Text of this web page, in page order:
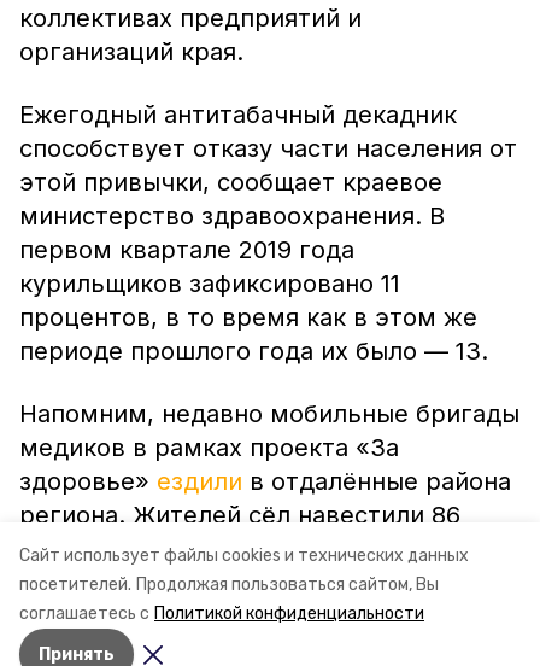
Сайт использует файлы cookies и технических данных
посетителей. Продолжая пользоваться сайтом, Вы
соглашаетесь с Политикой конфиденциальности
Принять
коллективах предприятий и
организаций края.
Ежегодный антитабачный декадник
способствует отказу части населения от
этой привычки, сообщает краевое
министерство здравоохранения. В
первом квартале 2019 года
курильщиков зафиксировано 11
процентов, в то время как в этом же
периоде прошлого года их было — 13.
Напомним, недавно мобильные бригады
медиков в рамках проекта «За
здоровье» ездили в отдалённые района
региона. Жителей сёл навестили 86
бригад, врачи осмотрели 3818
пациентов.
Авторы: Алексей Прус